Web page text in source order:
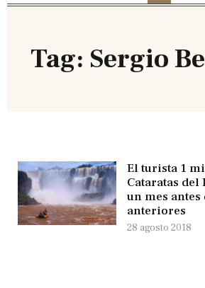
Tag: Sergio
El turista 1
Cataratas del
un mes antes
anteriores
28 agosto 2018